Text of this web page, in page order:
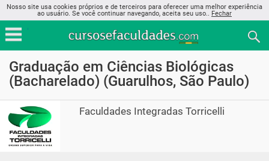
Nosso site usa cookies próprios e de terceiros para oferecer uma melhor experiência
ao usuário. Se você continuar navegando, aceita seu uso.. Fechar
Graduação em Ciências Biológicas
(Bacharelado) (Guarulhos, São Paulo)
Faculdades Integradas Torricelli